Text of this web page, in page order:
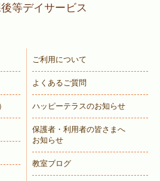
後等デイサービス
ご利用について
よくあるご質問
ハッピーテラスのお知らせ
保護者・利用者の皆さまへ
お知らせ
教室ブログ